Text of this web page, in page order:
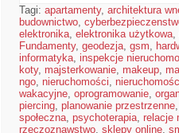
Tagi: apartamenty, architektura
budownictwo,
elektronika, elektronika użytkowa,
Fundamenty, geodezja, gsm,
informatyka, inspekcje
koty, majsterkowanie, makeup,
ngo, nieruchomości,
wakacyjne, oprogramowanie,
piercing, planowanie przestrzenne,
społeczna, psychoterapia, relacje
rzeczoznawstwo, sklepy online,